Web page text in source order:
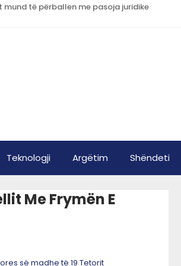
të përballen me pasoja juridike
Teknologji Argëtim Shëndeti
Me Frymën E